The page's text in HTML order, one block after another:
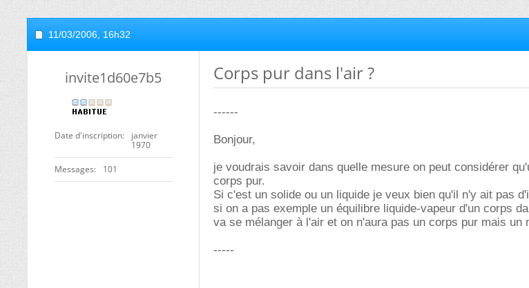
11/03/2006, 16h32
invite1d60e7b5
Date d'inscription
janvier
1970
Messages 101
Corps pur dans l'air ?
------
Bonjour,
je voudrais savoir dans quelle mesure on peut considérer
corps pur.
Si c'est un solide ou un liquide je veux bien qu'il n'y ait pas
si on a pas exemple un équilibre liquide-vapeur d'un corps
va se mélanger à l'air et on n'aura pas un corps pur mais un
-----